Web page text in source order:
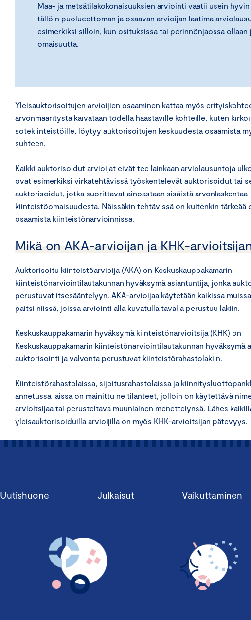
Maa- ja metsätilakokonaisuuksien arviointi vaatii usein
tällöin puolueettoman ja osaavan arvioijan laatima
esimerkiksi silloin, kun osituksissa tai perinnönjaossa ollaan
omaisuutta.
Yleisauktorisoitujen arvioijien osaaminen kattaa myös
arvonmääritystä kaivataan todella haastaville kohteille, kuten
sotekiinteistöille, löytyy auktorisoitujen keskuudesta osaamista
suhteen.
Kaikki auktorisoidut arvioijat eivät tee lainkaan arviolausuntoja
ovat esimerkiksi virkatehtävissä työskentelevät auktorisoidut tai
auktorisoidut, jotka suorittavat ainoastaan sisäistä arvonlaskentaa
kiinteistöomaisuudesta. Näissäkin tehtävissä on kuitenkin tärkeää
osaamista kiinteistönarvioinnissa.
Mikä on AKA-arvioijan ja KHK-
Auktorisoitu kiinteistöarvioija (AKA) on Keskuskauppakamarin
kiinteistönarviointilautakunnan hyväksymä asiantuntija, jonka
perustuvat itsesääntelyyn. AKA-arvioijaa käytetään kaikissa
paitsi niissä, joissa arviointi alla kuvatulla tavalla perustuu lakiin.
Keskuskauppakamarin hyväksymä kiinteistönarvioitsija (KHK) on
Keskuskauppakamarin kiinteistönarviointilautakunnan hyväksymä
auktorisointi ja valvonta perustuvat kiinteistörahastolakiin.
Kiinteistörahastolaissa, sijoitusrahastolaissa ja
annetussa laissa on mainittu ne tilanteet, jolloin on käytettävä
arvioitsijaa tai perusteltava muunlainen menettelynsä. Lähes
yleisauktorisoiduilla arvioijilla on myös KHK-arvioitsijan pätevyys.
Uutishuone Julkaisut Vaikuttaminen